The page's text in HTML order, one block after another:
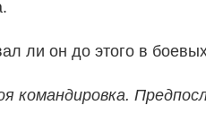
ли он до этого в
командировка.